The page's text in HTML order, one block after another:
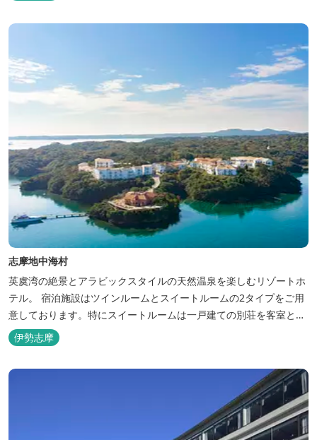
志摩地中海村
英虞湾の絶景とアラビックスタイルの天然温泉を楽しむリゾートホ
テル。 宿泊施設はツインルームとスイートルームの2タイプをご用
意しております。特にスイートルームは一戸建ての別荘を客室とし
てリニューアル♪120平米の驚きの広さとこだわりの調度品が自慢
です！ スペイン１ツ星レストランと提携したレストランでのお食事
も楽しみのひとつです。 また、日帰りプランでは、クラフト体験工
伊勢志摩